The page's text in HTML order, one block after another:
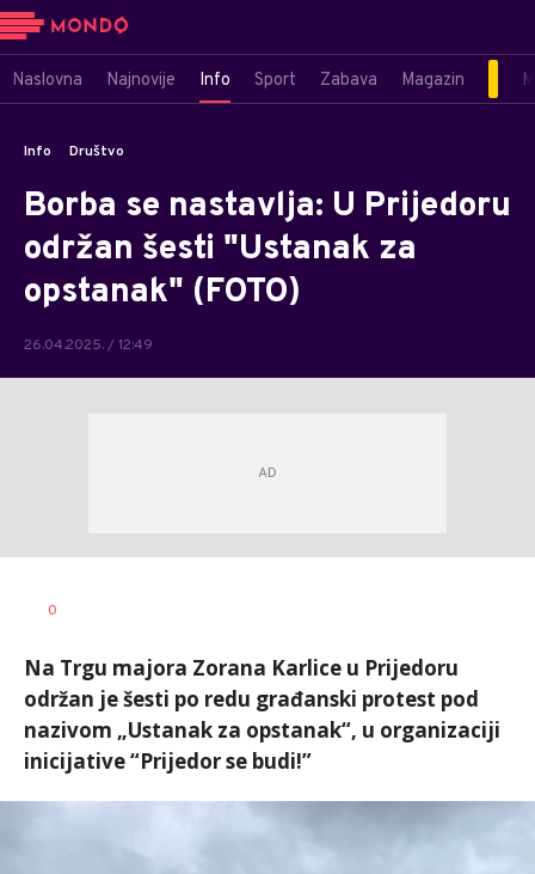
Naslovna Najnovije Info Sport Zabava Magazin
Info Društvo
Borba se nastavlja: U Prijedoru
održan šesti "Ustanak za
opstanak" (FOTO)
26.04.2025. / 12:49
AUTOR
0
Na Trgu majora Zorana Karlice u Prijedoru
održan je šesti po redu građanski protest pod
nazivom „Ustanak za opstanak“, u organizaciji
inicijative “Prijedor se budi!”